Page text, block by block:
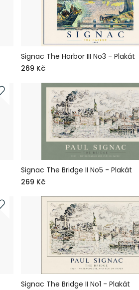
Signac The Harbor III No3 - Plakát
269 Kč
Signac The Bridge II No5 - Plakát
269 Kč
Signac The Bridge II No1 - Plakát